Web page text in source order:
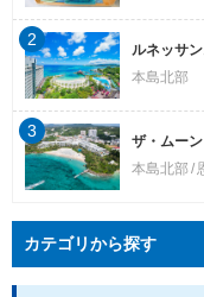
ルネッサ
本島北部
2
ザ・ムー
本島北部
3
カテゴリから探す